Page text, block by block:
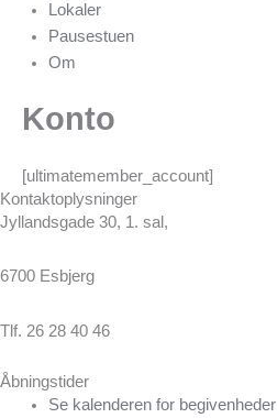
Lokaler
Pausestuen
Om
Konto
[ultimatemember_account]
Kontaktoplysninger
Jyllandsgade 30, 1. sal,
6700 Esbjerg
Tlf. 26 28 40 46
Åbningstider
Se kalenderen for begivenheder